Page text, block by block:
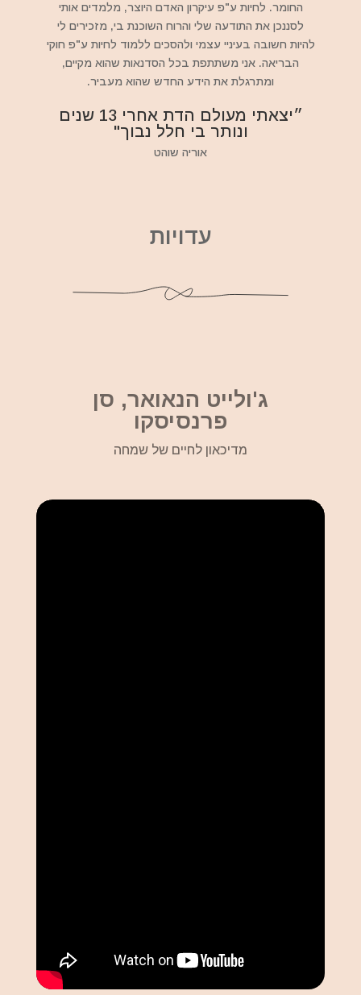
החומר. לחיות ע"פ עיקרון האדם היוצר, מלמדים אותי
לסננכן את התודעה שלי והרוח השוכנת בי, מזכירים לי
להיות חשובה בעיניי עצמי ולהסכים ללמוד לחיות ע"פ חוקי
הבריאה. אני משתתפת בכל הסדנאות שהוא מקיים,
ומתרגלת את הידע החדש שהוא מעביר.
״יצאתי מעולם הדת אחרי 13 שנים
ונותר בי חלל נבוך"
אוריה שוהט
עדויות
ג'ולייט הנאואר, סן
פרנסיסקו
מדיכאון לחיים של שמחה